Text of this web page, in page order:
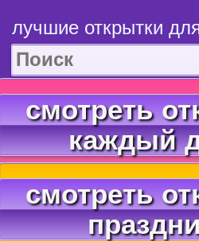
лучшие открытки
смотреть
каждый
смотреть